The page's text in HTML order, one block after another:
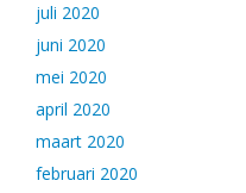
juli 2020
juni 2020
mei 2020
april 2020
maart 2020
februari 2020